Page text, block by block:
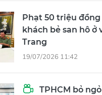
Phạt 50 triệu đồng
khách bẻ san hô ở
Trang
19/07/2026 11:42
TPHCM bỏ